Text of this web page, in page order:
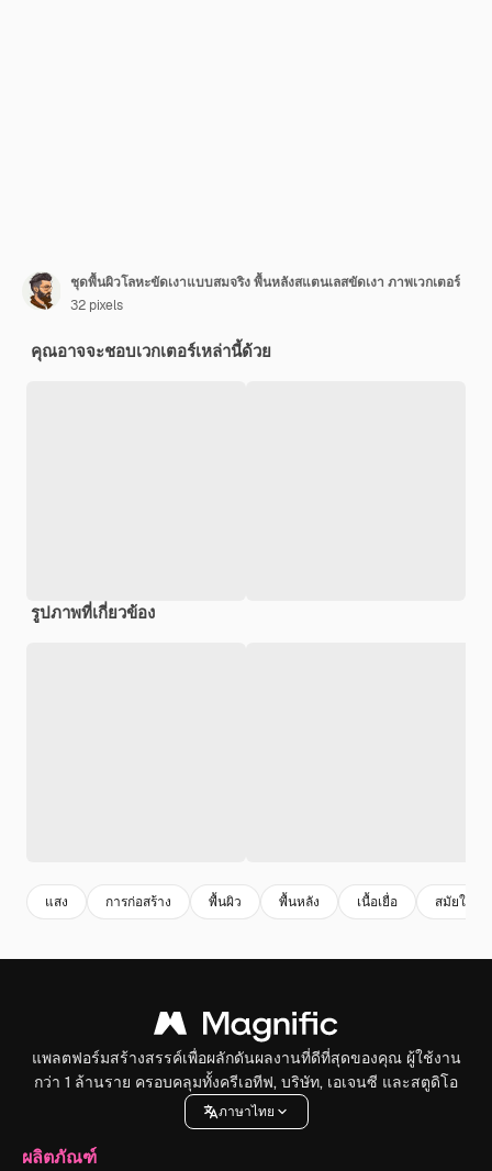
ชุดพื้นผิวโลหะขัดเงาแบบสมจริง พื้นหลังสแตนเลสขัดเงา ภาพเวกเตอร์
32 pixels
คุณอาจจะชอบเวกเตอร์เหล่านี้ด้วย
รูปภาพที่เกี่ยวข้อง
แสง การก่อสร้าง พื้นผิว พื้นหลัง เนื้อเยื่อ สมัยใหม่
แพลตฟอร์มสร้างสรรค์เพื่อผลักดันผลงานที่ดีที่สุดของคุณ ผู้ใช้งาน
กว่า 1 ล้านราย ครอบคลุมทั้งครีเอทีฟ, บริษัท, เอเจนซี และสตูดิโอ
ภาษาไทย
ผลิตภัณฑ์